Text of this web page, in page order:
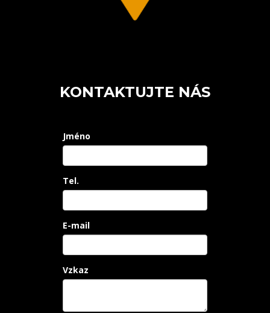
KONTAKTUJTE NÁS
Jméno
Tel.
E-mail
Vzkaz